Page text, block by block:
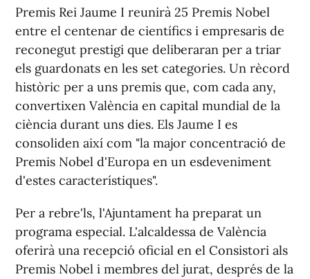
Premis Rei Jaume I reunirà 25 Premis Nobel
entre el centenar de científics i empresaris de
reconegut prestigi que deliberaran per a triar
els guardonats en les set categories. Un rècord
històric per a uns premis que, com cada any,
convertixen València en capital mundial de la
ciència durant uns dies. Els Jaume I es
consoliden així com "la major concentració de
Premis Nobel d'Europa en un esdeveniment
d'estes característiques".
Per a rebre'ls, l'Ajuntament ha preparat un
programa especial. L'alcaldessa de València
oferirà una recepció oficial en el Consistori als
Premis Nobel i membres del jurat, després de la